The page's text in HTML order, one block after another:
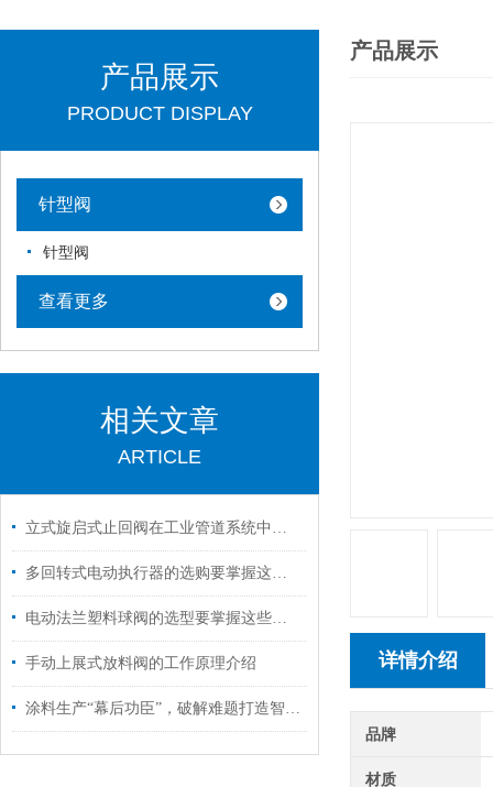
产品展示
详情介绍
品牌
材质
产品展示
PRODUCT DISPLAY
针型阀
针型阀
查看更多
相关文章
ARTICLE
立式旋启式止回阀在工业管道系统中的关键作用
多回转式电动执行器的选购要掌握这些内容
电动法兰塑料球阀的选型要掌握这些内容
手动上展式放料阀的工作原理介绍
涂料生产“幕后功臣”，破解难题打造智能生产闭环